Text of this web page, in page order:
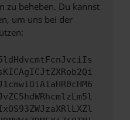
zu beheben. Du kannst
um uns bei der